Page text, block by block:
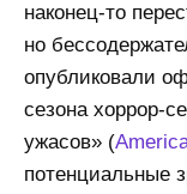
наконец-то
но
опубликовали
сезона хоррор-
ужасов» (
потенциальные